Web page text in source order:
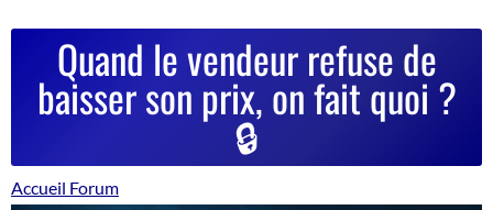
Quand le vendeur refuse de
baisser son prix, on fait quoi ?
🔒
Accueil Forum